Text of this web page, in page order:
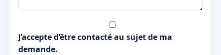
J’accepte d’être contacté au sujet de ma
demande.